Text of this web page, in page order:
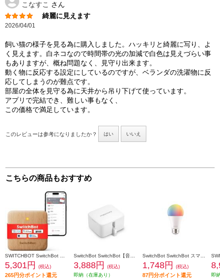
こなすこ さん
綺麗に見えます
2026/04/01
飼い猫の様子を見る為に購入しました。ハッキリと綺麗に写り、よ
く見えます。白ネコなので時間帯の光の加減で白色は見えづらい事
もありますが、概ね問題なく、見守り出来ます。
動く物に反応する設定にしているのですが、ベランダの洗濯物に反
応してしまうのが難点です。
部屋の全体を見守る為に天井から吊り下げて使っています。
アプリで完結でき、難しい事もなく、
この価格で満足しています。
このレビューは参考になりましたか？ はい いいえ
こちらの商品もおすすめ
5,301円 (税込)
265円分ポイント還元
3,888円
(税込)
即納（在庫あり）
1,748円 (税込)
87円分ポイント還元 即